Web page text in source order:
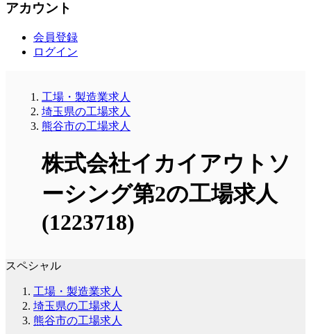
アカウント
会員登録
ログイン
工場・製造業求人
埼玉県の工場求人
熊谷市の工場求人
株式会社イカイアウトソ
ーシング第2の工場求人
(1223718)
スペシャル
工場・製造業求人
埼玉県の工場求人
熊谷市の工場求人